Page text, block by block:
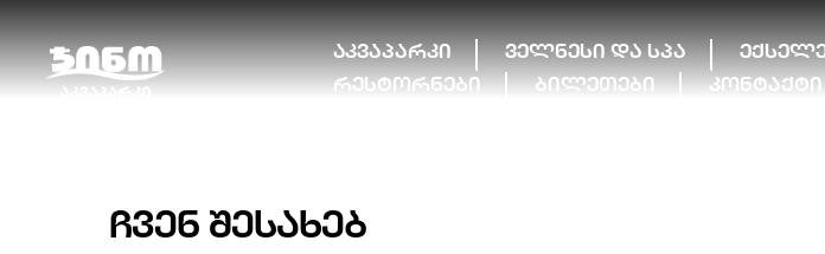
Skip
to
content
აკვაპარკი ველნესი და სპა
რესტორნები
ბილეთები კონტაქტი
ჩვენ შესახებ